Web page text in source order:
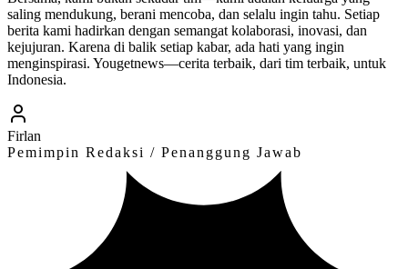
saling mendukung, berani mencoba, dan selalu ingin tahu. Setiap
berita kami hadirkan dengan semangat kolaborasi, inovasi, dan
kejujuran. Karena di balik setiap kabar, ada hati yang ingin
menginspirasi. Yougetnews—cerita terbaik, dari tim terbaik, untuk
Indonesia.
Firlan
Pemimpin Redaksi / Penanggung Jawab